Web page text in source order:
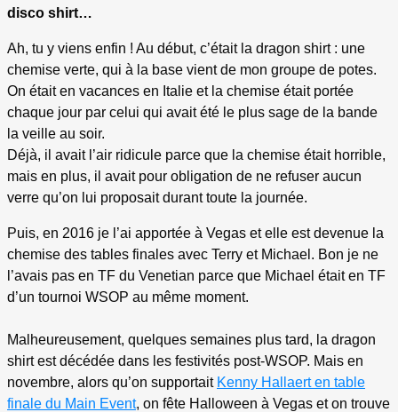
disco shirt…
Ah, tu y viens enfin ! Au début, c’était la dragon shirt : une
chemise verte, qui à la base vient de mon groupe de potes.
On était en vacances en Italie et la chemise était portée
chaque jour par celui qui avait été le plus sage de la bande
la veille au soir.
Déjà, il avait l’air ridicule parce que la chemise était horrible,
mais en plus, il avait pour obligation de ne refuser aucun
verre qu’on lui proposait durant toute la journée.
Puis, en 2016 je l’ai apportée à Vegas et elle est devenue la
chemise des tables finales avec Terry et Michael. Bon je ne
l’avais pas en TF du Venetian parce que Michael était en TF
d’un tournoi WSOP au même moment.
Malheureusement, quelques semaines plus tard, la dragon
shirt est décédée dans les festivités post-WSOP. Mais en
novembre, alors qu’on supportait Kenny Hallaert en table
finale du Main Event, on fête Halloween à Vegas et on trouve